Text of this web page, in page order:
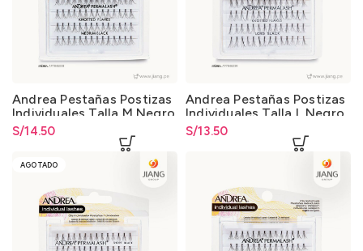
Andrea Pestañas Postizas
Individuales Talla M Negro
S/14.50
Andrea Pestañas Postizas
Individuales Talla L Negro
S/13.50
AGOTADO